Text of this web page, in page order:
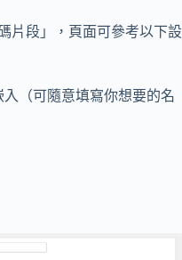
片段」，頁面可參考以下設
（可隨意填寫你想要的名